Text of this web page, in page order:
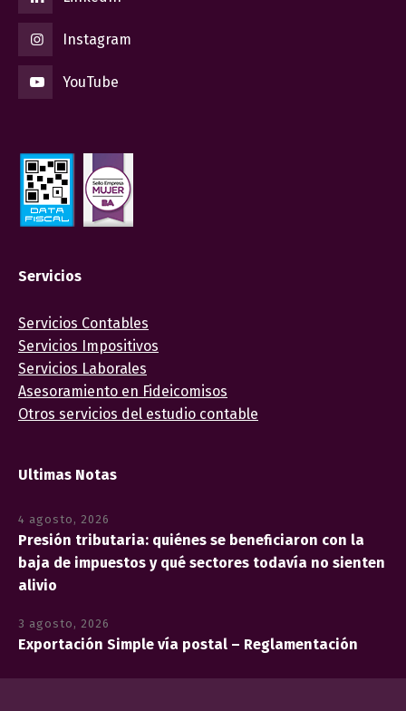
Instagram
YouTube
Servicios
Servicios Contables
Servicios Impositivos
Servicios Laborales
Asesoramiento en Fideicomisos
Otros servicios del estudio contable
Ultimas Notas
4 agosto, 2026
Presión tributaria: quiénes se beneficiaron con la
baja de impuestos y qué sectores todavía no sienten
alivio
3 agosto, 2026
Exportación Simple vía postal – Reglamentación